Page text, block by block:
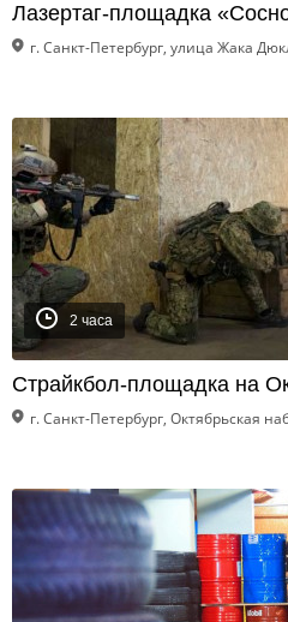
Лазертаг-площадка
г. Санкт-Петербург, улица Жака
2 часа
Страйкбол-площадка на
г. Санкт-Петербург, Октябрьская